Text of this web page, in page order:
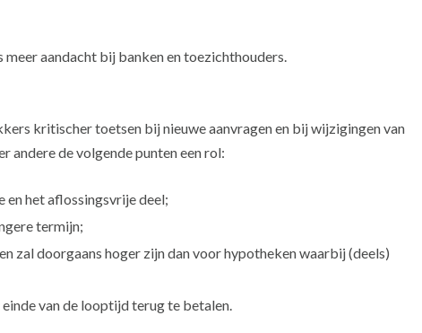
aandacht bij banken en toezichthouders.
kritischer toetsen bij nieuwe aanvragen en bij wijzigingen van
andere de volgende punten een rol:
en het aflossingsvrije deel;
termijn;
zal doorgaans hoger zijn dan voor hypotheken waarbij (deels)
van de looptijd terug te betalen.